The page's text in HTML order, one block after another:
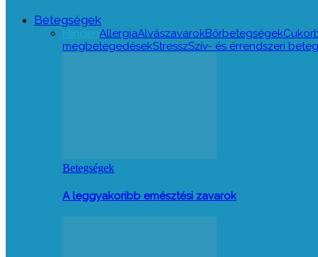
Betegségek
MindenAllergiaAlvászavarokBőrbetegségek
megbetegedésekStresszSzív- és érrendszeri
Betegségek
A leggyakoribb emésztési zavarok